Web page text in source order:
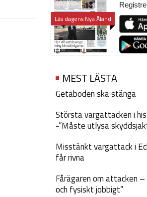
Läs dagens Nya Åland
MEST LÄSTA
Getaboden ska stänga
Största vargattacken i
-”Måste utlysa
Misstänkt vargattack i
får rivna
Fårägaren om attacken
och fysiskt jobbigt”